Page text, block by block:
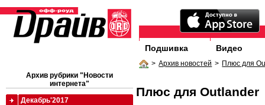
Подшивка Видео
> Архив новостей > Плюс для
Плюс для Outlander
Архив рубрики "Новости
интернета"
Декабрь'2017